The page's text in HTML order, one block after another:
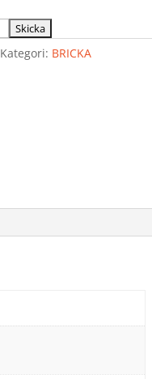
Kategori: BRICKA